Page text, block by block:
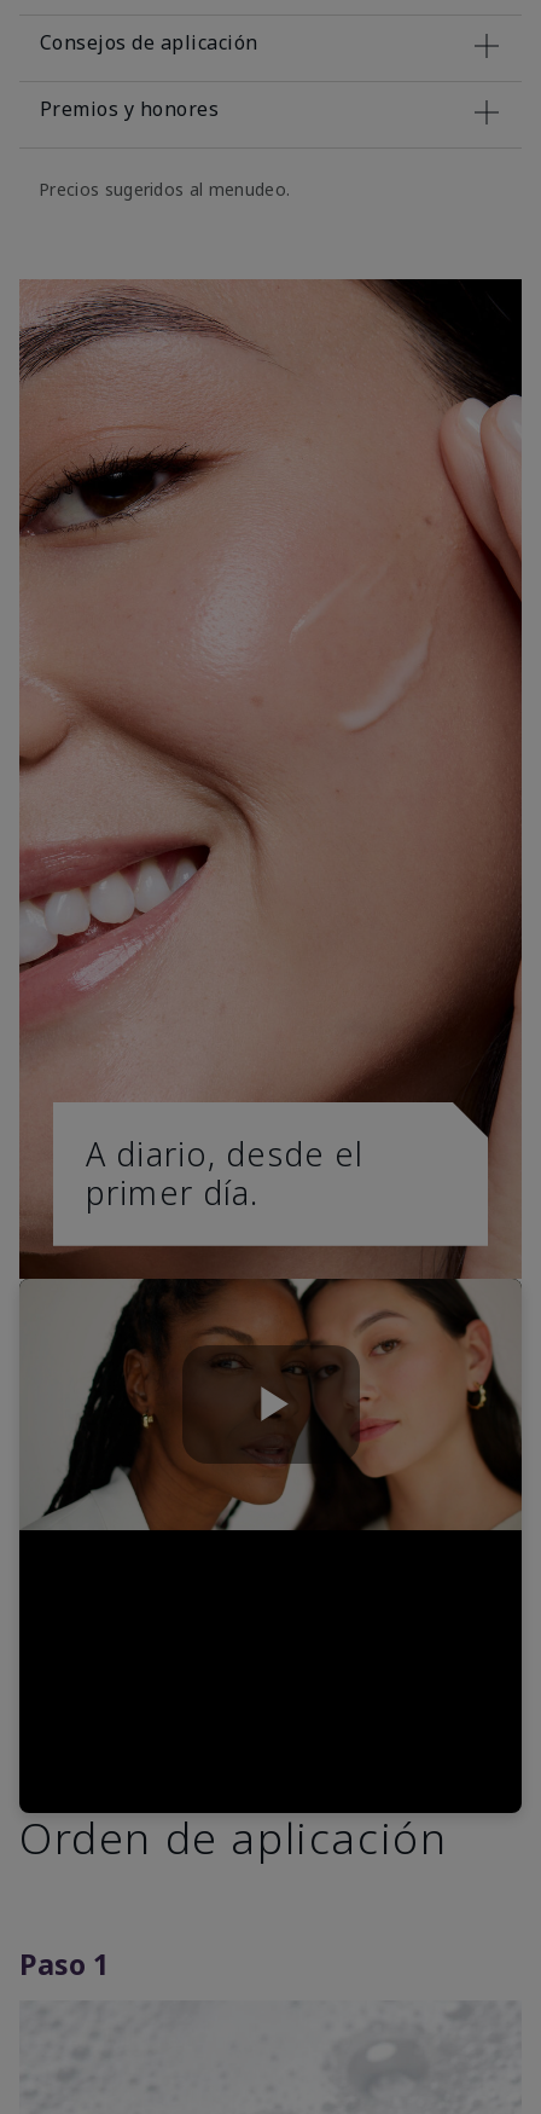
Consejos de aplicación
Premios y honores
Precios sugeridos al menudeo.
A diario, desde el
primer día.
Play
Orden de aplicación
Paso 1